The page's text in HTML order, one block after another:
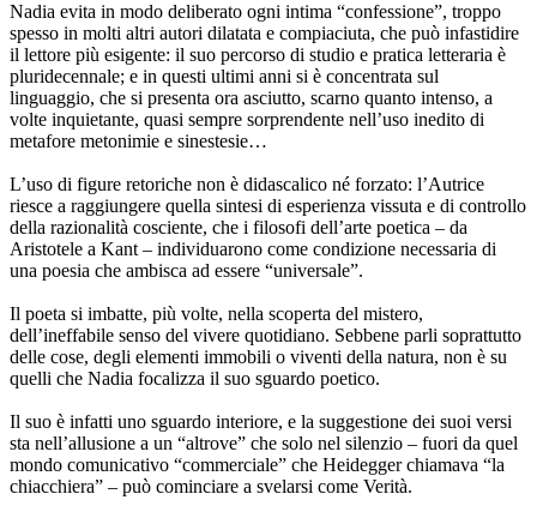
Nadia evita in modo deliberato ogni intima “confessione”, troppo
spesso in molti altri autori dilatata e compiaciuta, che può infastidire
il lettore più esigente: il suo percorso di studio e pratica letteraria è
pluridecennale; e in questi ultimi anni si è concentrata sul
linguaggio, che si presenta ora asciutto, scarno quanto intenso, a
volte inquietante, quasi sempre sorprendente nell’uso inedito di
metafore metonimie e sinestesie…
L’uso di figure retoriche non è didascalico né forzato: l’Autrice
riesce a raggiungere quella sintesi di esperienza vissuta e di controllo
della razionalità cosciente, che i filosofi dell’arte poetica – da
Aristotele a Kant – individuarono come condizione necessaria di
una poesia che ambisca ad essere “universale”.
Il poeta si imbatte, più volte, nella scoperta del mistero,
dell’ineffabile senso del vivere quotidiano. Sebbene parli soprattutto
delle cose, degli elementi immobili o viventi della natura, non è su
quelli che Nadia focalizza il suo sguardo poetico.
Il suo è infatti uno sguardo interiore, e la suggestione dei suoi versi
sta nell’allusione a un “altrove” che solo nel silenzio – fuori da quel
mondo comunicativo “commerciale” che Heidegger chiamava “la
chiacchiera” – può cominciare a svelarsi come Verità.